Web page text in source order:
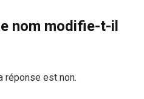
nom modifie-t-il
réponse est non.